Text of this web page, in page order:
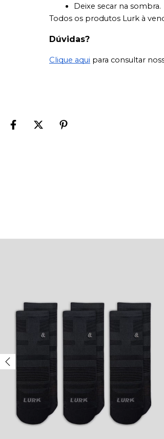
Deixe secar na sombra.
Todos os produtos Lurk à
Dúvidas?
Clique aqui para consultar